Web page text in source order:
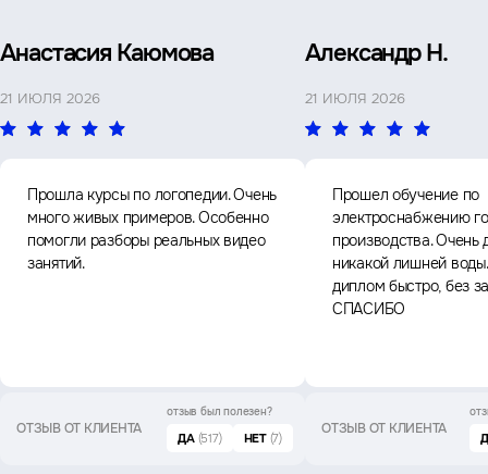
Анастасия Каюмова
21 ИЮЛЯ 2026
Прошла курсы по логопедии. Очень
много живых примеров. Особенно
помогли разборы реальных видео
занятий.
ОТЗЫВ ОТ КЛИЕНТА
отзыв был полезен?
ДА (517) НЕТ (7)
Александр Н.
21 ИЮЛЯ 2026
Прошел обучение по
электроснабжению
производства. Очень
никакой лишней
диплом быстро, без
СПАСИБО
ОТЗЫВ ОТ КЛИЕНТА